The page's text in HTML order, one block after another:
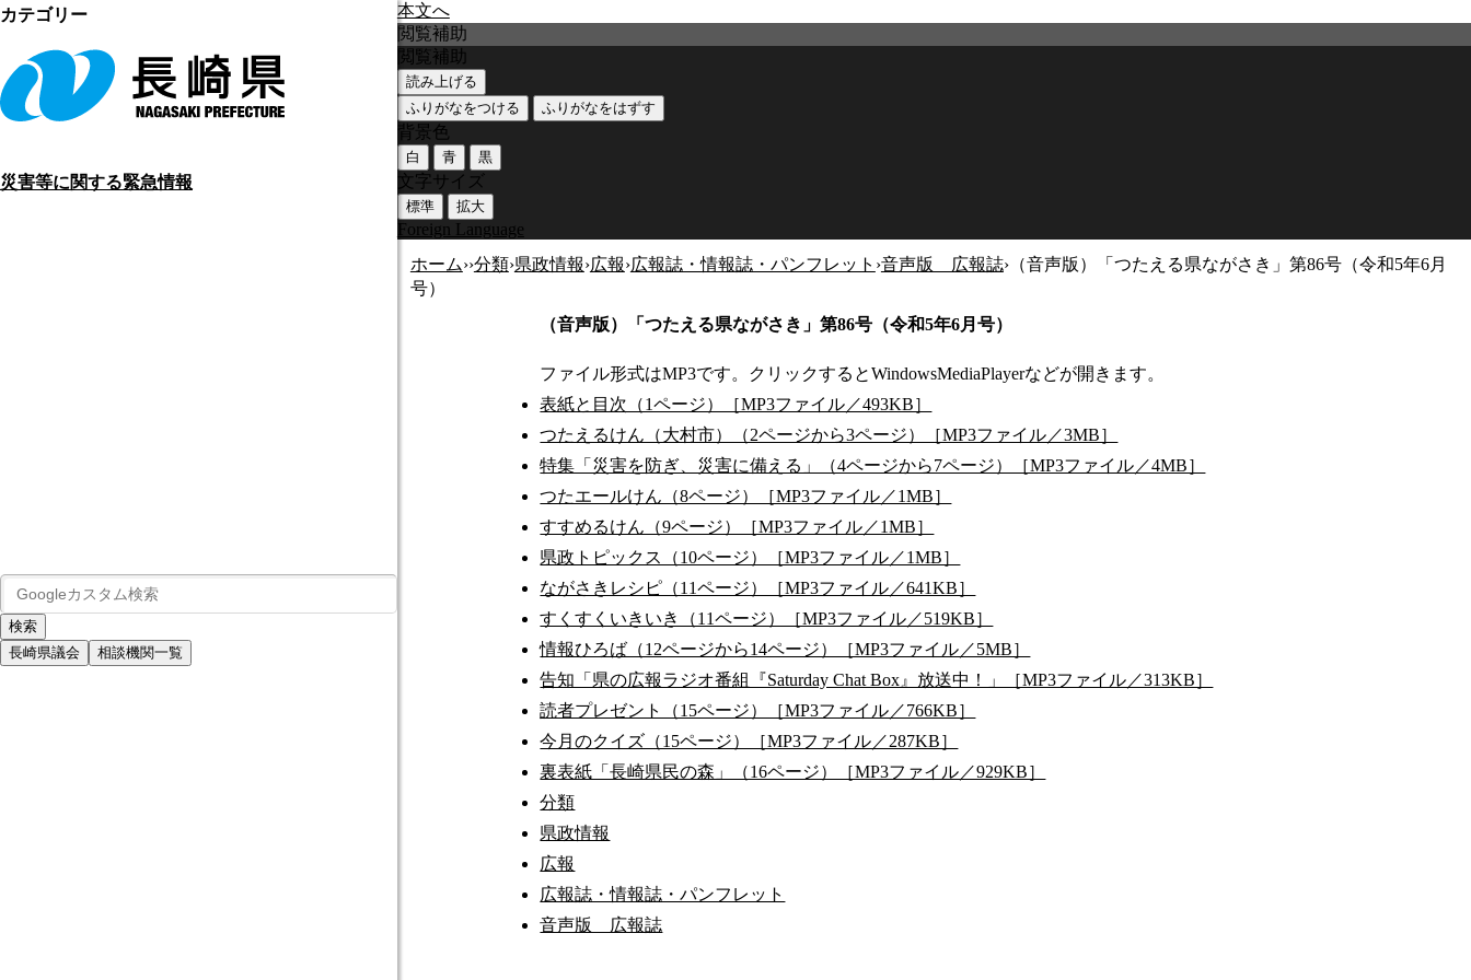
本文へ
災害等に関する緊急情報
長崎県議会 相談機関一覧
閲覧補助
閲覧補助
読み上げる
ふりがなをつける
ふりがなをはずす
背景色
白 青 黒
文字サイズ
標準 拡大
Foreign Language
ホーム››分類›県政情報›広報›広報誌・情報誌・パンフレット ›音声版 広報誌›（音声版）「つたえる県ながさき」第86号（令和5年6月
号）
（音声版）「つたえる県ながさき」第86号（令和5年6月号）
ファイル形式はMP3です。クリックするとWindowsMediaPlayerなどが開きます。
表紙と目次（1ページ）［MP3ファイル／493KB］
つたえるけん（大村市）（2ページから3ページ）［MP3ファイル／3MB］
特集「災害を防ぎ、災害に備える」（4ページから7ページ）［MP3ファイル／4MB］
つたエールけん（8ページ）［MP3ファイル／1MB］
すすめるけん（9ページ）［MP3ファイル／1MB］
県政トピックス（10ページ）［MP3ファイル／1MB］
ながさきレシピ（11ページ）［MP3ファイル／641KB］
すくすくいきいき（11ページ）［MP3ファイル／519KB］
情報ひろば（12ページから14ページ）［MP3ファイル／5MB］
告知「県の広報ラジオ番組『Saturday Chat Box』放送中！」［MP3ファイル／313KB］
読者プレゼント（15ページ）［MP3ファイル／766KB］
今月のクイズ（15ページ）［MP3ファイル／287KB］
裏表紙「長崎県民の森」（16ページ）［MP3ファイル／929KB］
カテゴリー
分類
県政情報
広報
広報誌・情報誌・パンフレット
音声版 広報誌